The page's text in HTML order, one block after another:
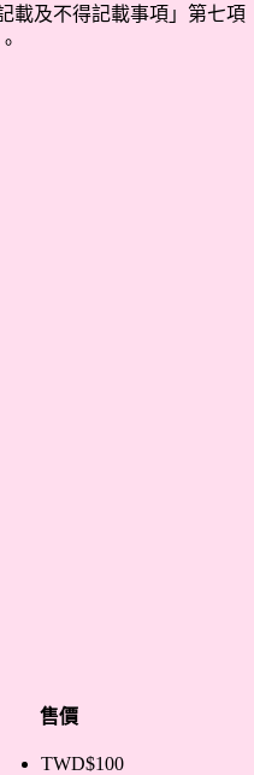
及不得記載事項」第七
售價
TWD$100